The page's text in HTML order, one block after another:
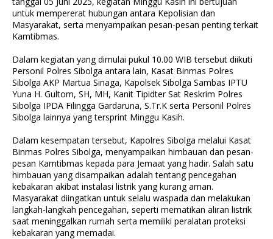
untuk mempererat hubungan antara Kepolisian dan
Masyarakat, serta menyampaikan pesan-pesan penting terkait
Kamtibmas.
Dalam kegiatan yang dimulai pukul 10.00 WIB tersebut diikuti
Personil Polres Sibolga antara lain, Kasat Binmas Polres
Sibolga AKP Martua Sinaga, Kapolsek Sibolga Sambas IPTU
Yuna H. Gultom, SH, MH, Kanit Tipidter Sat Reskrim Polres
Sibolga IPDA Filingga Gardaruna, S.Tr.K serta Personil Polres
Sibolga lainnya yang tersprint Minggu Kasih.
Dalam kesempatan tersebut, Kapolres Sibolga melalui Kasat
Binmas Polres Sibolga, menyampaikan himbauan dan pesan-
pesan Kamtibmas kepada para Jemaat yang hadir. Salah satu
himbauan yang disampaikan adalah tentang pencegahan
kebakaran akibat instalasi listrik yang kurang aman.
Masyarakat diingatkan untuk selalu waspada dan melakukan
langkah-langkah pencegahan, seperti mematikan aliran listrik
saat meninggalkan rumah serta memiliki peralatan proteksi
kebakaran yang memadai.